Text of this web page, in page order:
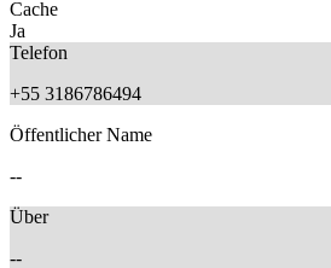
Cache
Ja
Telefon
+55 3186786494
Öffentlicher Name
--
Über
--